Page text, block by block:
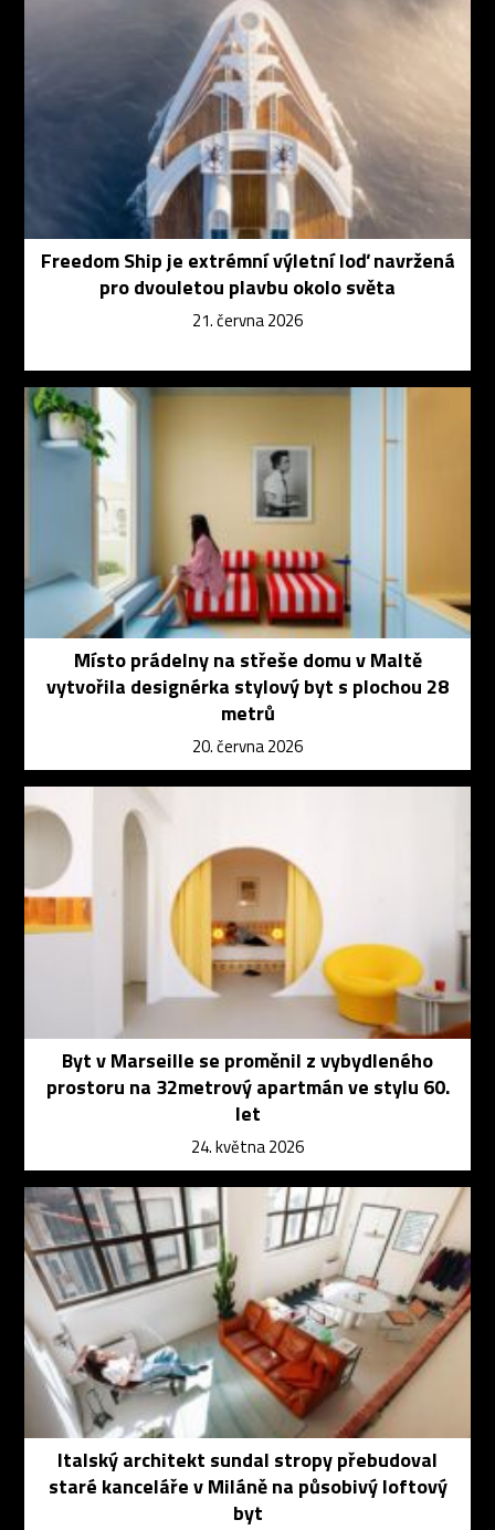
Freedom Ship je extrémní výletní loď navržená
pro dvouletou plavbu okolo světa
21. června 2026
Místo prádelny na střeše domu v Maltě
vytvořila designérka stylový byt s plochou 28
metrů
20. června 2026
Byt v Marseille se proměnil z vybydleného
prostoru na 32metrový apartmán ve stylu 60.
let
24. května 2026
Italský architekt sundal stropy přebudoval
staré kanceláře v Miláně na působivý loftový
byt